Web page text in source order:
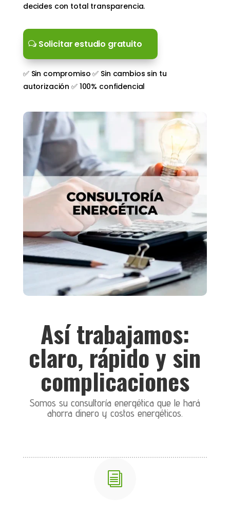
decides con total transparencia.
Solicitar estudio gratuito
✅ Sin compromiso ✅ Sin cambios sin tu
autorización ✅ 100% confidencial
Así trabajamos:
claro, rápido y sin
complicaciones
Somos su consultoría energética que le hará
ahorra dinero y costos energéticos.
i